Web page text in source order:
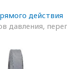
действия
давления,